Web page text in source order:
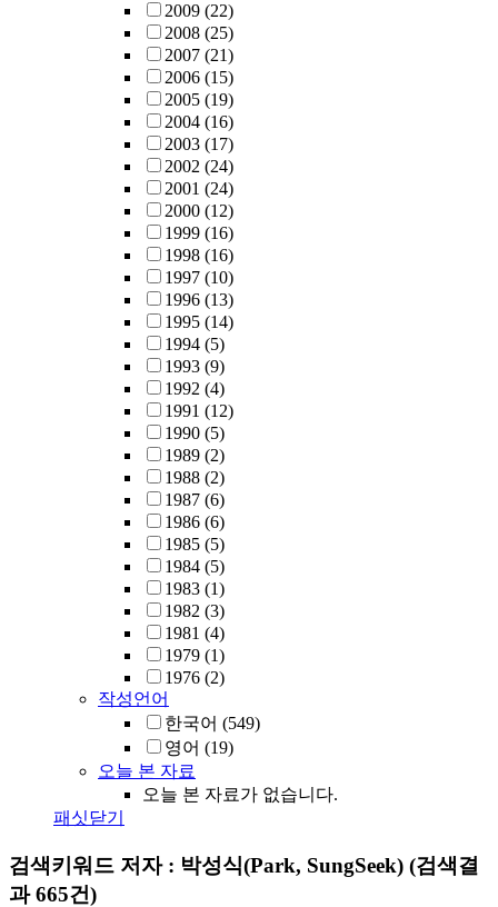
2009 (22)
2008 (25)
2007 (21)
2006 (15)
2005 (19)
2004 (16)
2003 (17)
2002 (24)
2001 (24)
2000 (12)
1999 (16)
1998 (16)
1997 (10)
1996 (13)
1995 (14)
1994 (5)
1993 (9)
1992 (4)
1991 (12)
1990 (5)
1989 (2)
1988 (2)
1987 (6)
1986 (6)
1985 (5)
1984 (5)
1983 (1)
1982 (3)
1981 (4)
1979 (1)
1976 (2)
작성언어
한국어 (549)
영어 (19)
오늘 본 자료
오늘 본 자료가 없습니다.
패싯닫기
검색키워드 저자 : 박성식(Park, SungSeek) (검색결
과 665건)